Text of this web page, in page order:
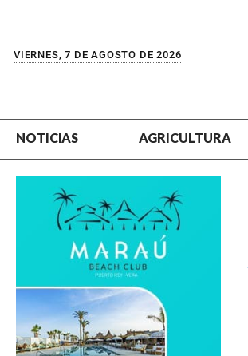
VIERNES, 7 DE AGOSTO DE 2026
NOTICIAS AGRICULTURA